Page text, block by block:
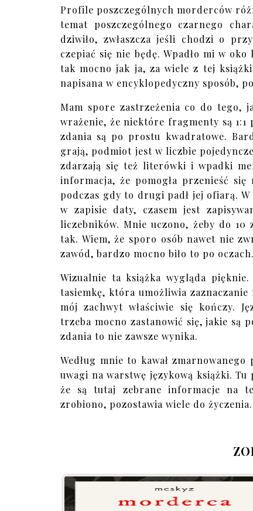
Profile poszczególnych morderców
temat poszczególnego czarnego
dziwiło, zwłaszcza jeśli chodzi o
czepiać się nie będę. Wpadło mi w
tak mocno jak ja, za wiele z tej
napisana w encyklopedyczny sposób,
Mam spore zastrzeżenia co do tego,
wrażenie, że niektóre fragmenty są 1:1
zdania są po prostu kwadratowe.
grają, podmiot jest w liczbie
zdarzają się też literówki i wpadki
informacja, że pomogła przenieść się
podczas gdy to drugi padł jej ofiarą.
w zapisie daty, czasem jest
liczebników. Mnie uczono, żeby do
tak. Wiem, że sporo osób nawet nie
zawód, bardzo mocno biło to po oczach.
Wizualnie ta książka wygląda
tasiemkę, która umożliwia
mój zachwyt właściwie się kończy.
trzeba mocno zastanowić się, jakie są
zdania to nie zawsze wynika.
Według mnie to kawał
uwagi na warstwę językową książki.
że są tutaj zebrane informacje na
zrobiono, pozostawia wiele do